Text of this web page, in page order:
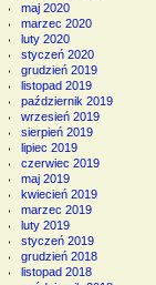
maj 2020
marzec 2020
luty 2020
styczeń 2020
grudzień 2019
listopad 2019
październik 2019
wrzesień 2019
sierpień 2019
lipiec 2019
czerwiec 2019
maj 2019
kwiecień 2019
marzec 2019
luty 2019
styczeń 2019
grudzień 2018
listopad 2018